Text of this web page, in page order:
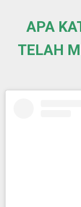
APA
TELAH